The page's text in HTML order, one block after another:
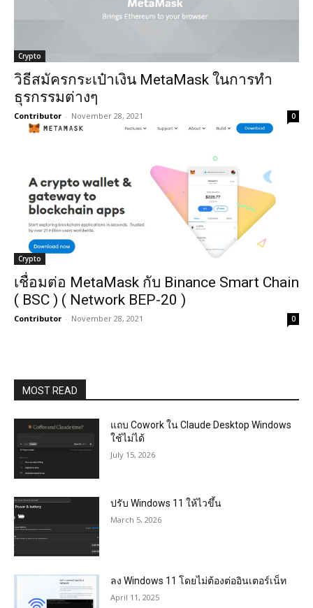
Crypto
วิธีสมัครกระเป๋าเงิน MetaMask ในการทำ
ธุรกรรมต่างๆ
Contributor - November 28, 2021 0
Crypto
เชื่อมต่อ MetaMask กับ Binance Smart Chain
( BSC ) ( Network BEP-20 )
Contributor - November 28, 2021 0
MOST READ
แถบ Cowork ใน Claude Desktop Windows
ใช้ไม่ได้
July 15, 2026
ปรับ Windows 11 ให้ไวขึ้น
March 5, 2026
ลง Windows 11 โดยไม่ต้องต่ออินเตอร์เน็ท
April 11, 2025